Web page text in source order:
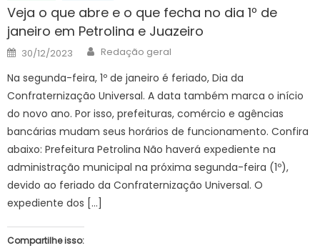
Veja o que abre e o que fecha no dia 1º de
janeiro em Petrolina e Juazeiro
Posted
on
30/12/2023 Author
Redação geral
Na segunda-feira, 1º de janeiro é feriado, Dia da
Confraternização Universal. A data também marca o início
do novo ano. Por isso, prefeituras, comércio e agências
bancárias mudam seus horários de funcionamento. Confira
abaixo: Prefeitura Petrolina Não haverá expediente na
administração municipal na próxima segunda-feira (1º),
devido ao feriado da Confraternização Universal. O
expediente dos […]
Compartilhe isso: